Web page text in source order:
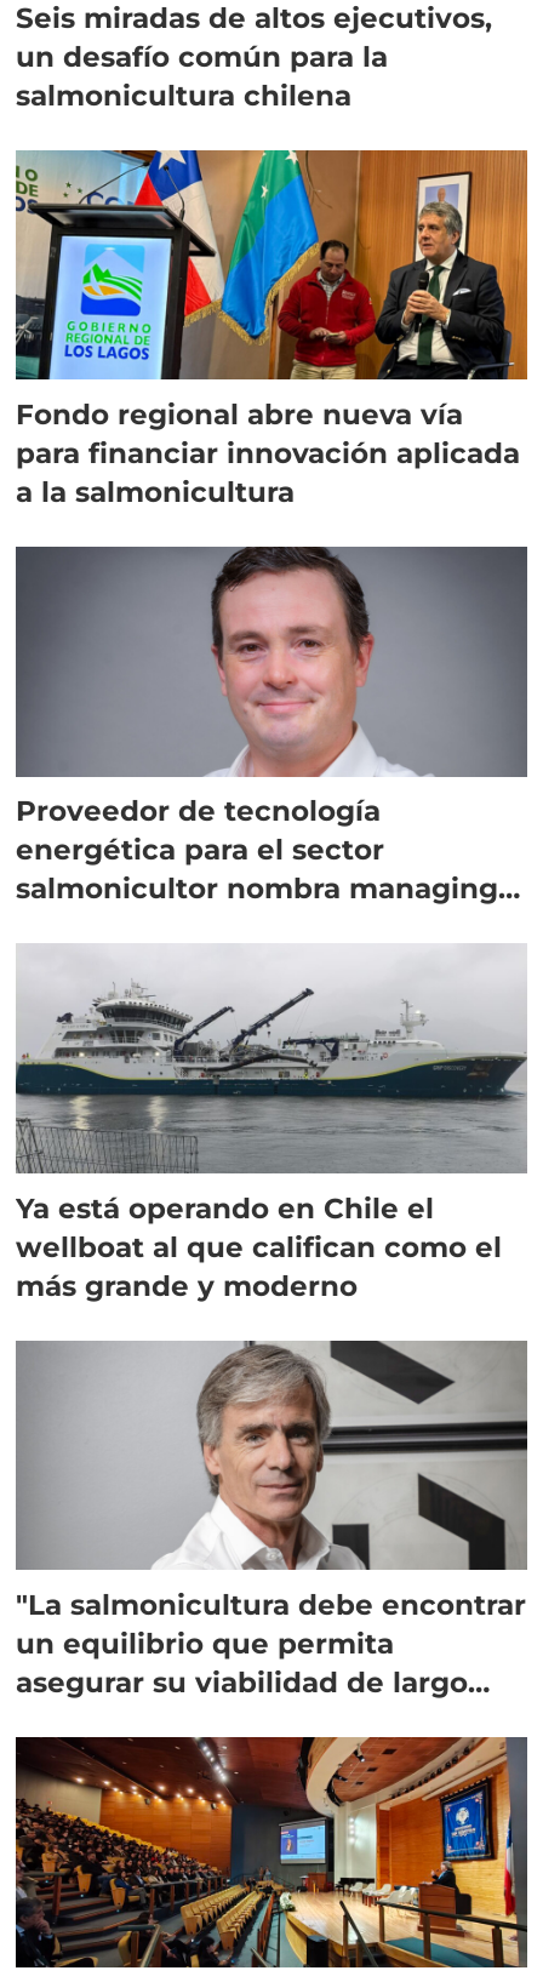
Seis miradas de altos ejecutivos,
un desafío común para la
salmonicultura chilena
Fondo regional abre nueva vía
para financiar innovación aplicada
a la salmonicultura
Proveedor de tecnología
energética para el sector
salmonicultor nombra managing
Ya está operando en Chile el
wellboat al que califican como el
más grande y moderno
"La salmonicultura debe encontrar
un equilibrio que permita
asegurar su viabilidad de largo